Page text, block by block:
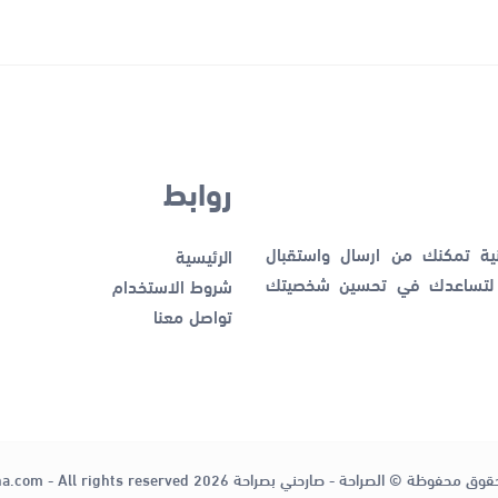
تمكنك من ارسال واستقبال
لتساعدك في تحسين شخصيتك
روابط
الرئيسية
شروط الاستخدام
تواصل معنا
محفوظة © الصراحة - صارحني بصراحة 2026 - All rights reserved